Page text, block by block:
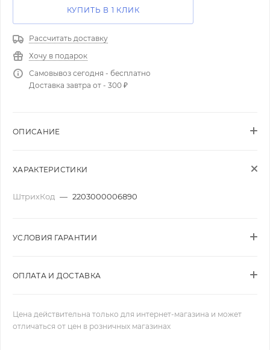
КУПИТЬ В 1 КЛИК
Рассчитать доставку
Хочу в подарок
Самовывоз сегодня - бесплатно
Доставка завтра от - 300 ₽
ОПИСАНИЕ
ХАРАКТЕРИСТИКИ
ШтрихКод — 2203000006890
УСЛОВИЯ ГАРАНТИИ
ОПЛАТА И ДОСТАВКА
Цена действительна только для интернет-магазина и может
отличаться от цен в розничных магазинах